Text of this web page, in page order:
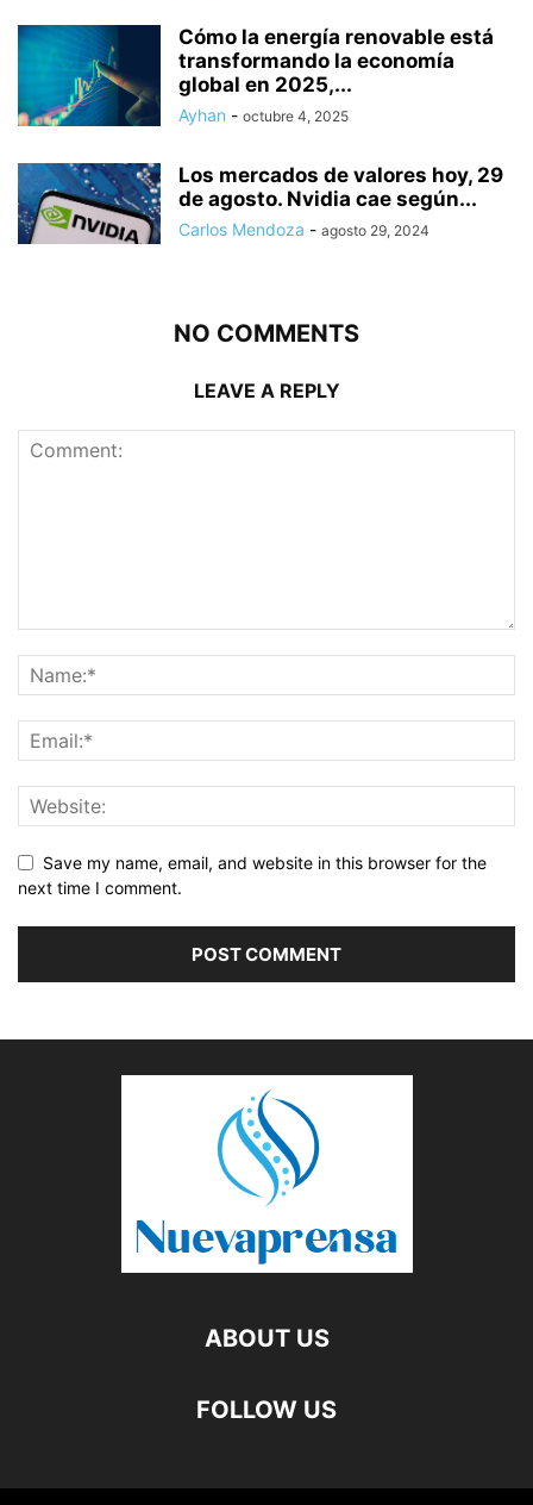
Cómo la energía renovable está
transformando la economía
global en 2025,...
Ayhan - octubre 4, 2025
Los mercados de valores hoy, 29
de agosto. Nvidia cae según...
Carlos Mendoza - agosto 29, 2024
NO COMMENTS
LEAVE A REPLY
Save my name, email, and website in this browser for the
next time I comment.
ABOUT US
FOLLOW US